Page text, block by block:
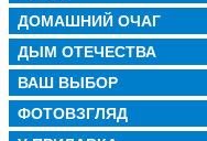
ДОМАШНИЙ ОЧАГ
ДЫМ ОТЕЧЕСТВА
ВАШ ВЫБОР
ФОТОВЗГЛЯД